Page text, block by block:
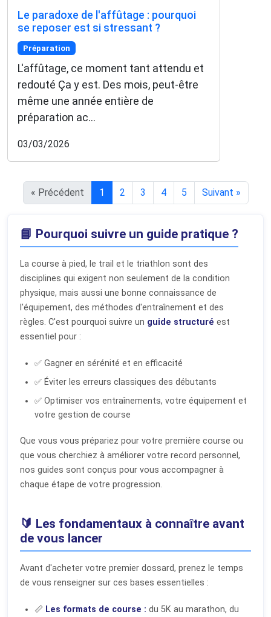
Le paradoxe de l'affûtage : pourquoi
se reposer est si stressant ?
Préparation
L'affûtage, ce moment tant attendu et
redouté Ça y est. Des mois, peut-être
même une année entière de
préparation ac...
03/03/2026
« Précédent 1 2 3 4 5 Suivant »
📘 Pourquoi suivre un guide pratique ?
La course à pied, le trail et le triathlon sont des
disciplines qui exigent non seulement de la condition
physique, mais aussi une bonne connaissance de
l'équipement, des méthodes d'entraînement et des
règles. C'est pourquoi suivre un guide structuré est
essentiel pour :
✅ Gagner en sérénité et en efficacité
✅ Éviter les erreurs classiques des débutants
✅ Optimiser vos entraînements, votre équipement et
votre gestion de course
Que vous vous prépariez pour votre première course ou
que vous cherchiez à améliorer votre record personnel,
nos guides sont conçus pour vous accompagner à
chaque étape de votre progression.
🔰 Les fondamentaux à connaître avant
de vous lancer
Avant d'acheter votre premier dossard, prenez le temps
de vous renseigner sur ces bases essentielles :
📏 Les formats de course : du 5K au marathon, du